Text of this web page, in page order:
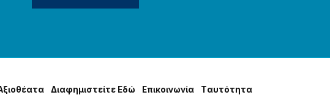
Δɩαφημɩστείτε Εδώ Επɩκοɩνωνία Tαυτότητα